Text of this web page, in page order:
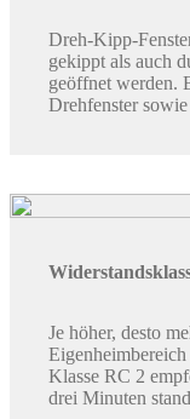
Dreh-Kipp-
gekippt als auch
geöffnet werden.
Drehfenster
Je höher, desto
Klasse RC 2
drei Minuten